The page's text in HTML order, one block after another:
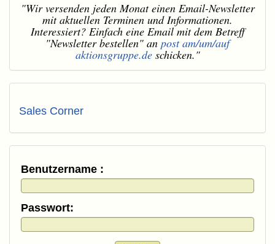
"Wir versenden jeden Monat einen Email-Newsletter
mit aktuellen Terminen und Informationen.
Interessiert? Einfach eine Email mit dem Betreff
"Newsletter bestellen" an post am/um/auf
aktionsgruppe.deschicken."
Sales Corner
Benutzername :
Passwort: